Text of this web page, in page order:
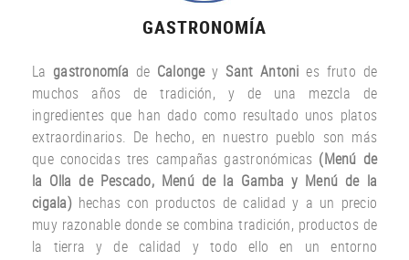
GASTRONOMÍA
La gastronomía de Calongey Sant Antoni es fruto de
muchos años
de tradición, y de una mezcla
de
ingredientes que han dado como resultado unos platos
extraordinarios. De hecho, en nuestro pueblo son más
que conocidas tres campañas gastronómicas (Menú de
la Olla de Pescado, Menú de la Gamba y Menú de la
cigala) hechas con productos de calidad y a un precio
muy razonable donde se combina tradición, productos de
la tierra y de calidad y todo ello
en un entorno